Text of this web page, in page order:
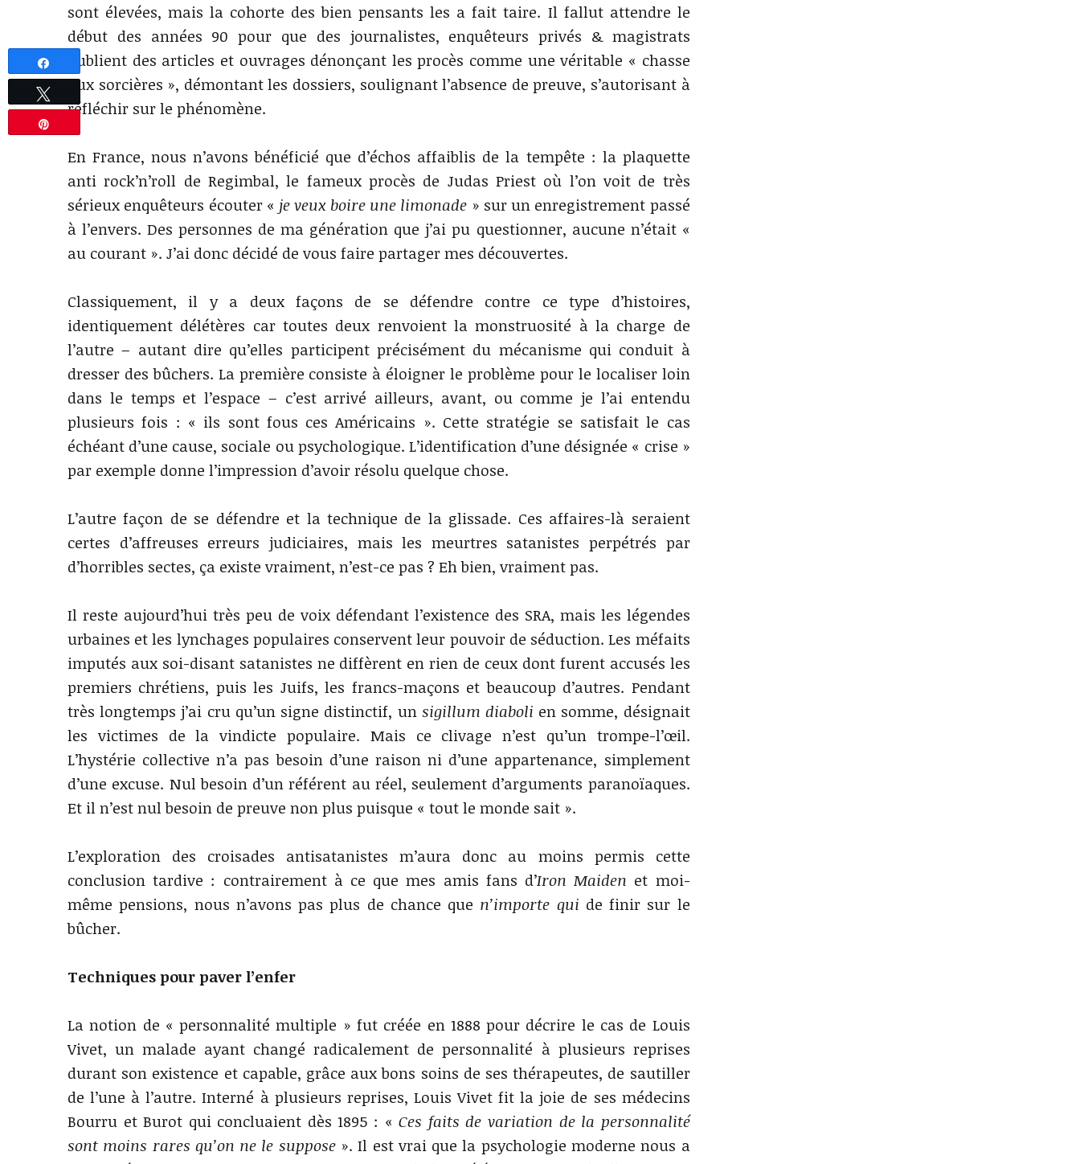
sont élevées, mais la cohorte des bien pensants les a fait taire. Il fallut attendre le
début des années 90 pour que des journalistes, enquêteurs privés & magistrats
publient des articles et ouvrages dénonçant les procès comme une véritable « chasse
aux sorcières », démontant les dossiers, soulignant l’absence de preuve, s’autorisant à
réfléchir sur le phénomène.
En France, nous n’avons bénéficié que d’échos affaiblis de la tempête : la plaquette
anti rock’n’roll de Regimbal, le fameux procès de Judas Priest où l’on voit de très
sérieux enquêteurs écouter « je veux boire une limonade » sur un enregistrement passé
à l’envers. Des personnes de ma génération que j’ai pu questionner, aucune n’était «
au courant ». J’ai donc décidé de vous faire partager mes découvertes.
Classiquement, il y a deux façons de se défendre contre ce type d’histoires,
identiquement délétères car toutes deux renvoient la monstruosité à la charge de
l’autre – autant dire qu’elles participent précisément du mécanisme qui conduit à
dresser des bûchers. La première consiste à éloigner le problème pour le localiser loin
dans le temps et l’espace – c’est arrivé ailleurs, avant, ou comme je l’ai entendu
plusieurs fois : « ils sont fous ces Américains ». Cette stratégie se satisfait le cas
échéant d’une cause, sociale ou psychologique. L’identification d’une désignée « crise »
par exemple donne l’impression d’avoir résolu quelque chose.
L’autre façon de se défendre et la technique de la glissade. Ces affaires-là seraient
certes d’affreuses erreurs judiciaires, mais les meurtres satanistes perpétrés par
d’horribles sectes, ça existe vraiment, n’est-ce pas ? Eh bien, vraiment pas.
Il reste aujourd’hui très peu de voix défendant l’existence des SRA, mais les légendes
urbaines et les lynchages populaires conservent leur pouvoir de séduction. Les méfaits
imputés aux soi-disant satanistes ne diffèrent en rien de ceux dont furent accusés les
premiers chrétiens, puis les Juifs, les francs-maçons et beaucoup d’autres. Pendant
très longtemps j’ai cru qu’un signe distinctif, un sigillum diaboli en somme, désignait
les victimes de la vindicte populaire. Mais ce clivage n’est qu’un trompe-l’œil.
L’hystérie collective n’a pas besoin d’une raison ni d’une appartenance, simplement
d’une excuse. Nul besoin d’un référent au réel, seulement d’arguments paranoïaques.
Et il n’est nul besoin de preuve non plus puisque « tout le monde sait ».
L’exploration des croisades antisatanistes m’aura donc au moins permis cette
conclusion tardive : contrairement à ce que mes amis fans d’Iron Maiden et moi-
même pensions, nous n’avons pas plus de chance que n’importe qui de finir sur le
bûcher.
Techniques pour paver l’enfer
La notion de « personnalité multiple » fut créée en 1888 pour décrire le cas de Louis
Vivet, un malade ayant changé radicalement de personnalité à plusieurs reprises
durant son existence et capable, grâce aux bons soins de ses thérapeutes, de sautiller
de l’une à l’autre. Interné à plusieurs reprises, Louis Vivet fit la joie de ses médecins
Bourru et Burot qui concluaient dès 1895 : «Ces faits de variation de la personnalité
sont moins rares qu’on ne le suppose». Il est vrai que la psychologie moderne nous a
Partagez
Tweetez